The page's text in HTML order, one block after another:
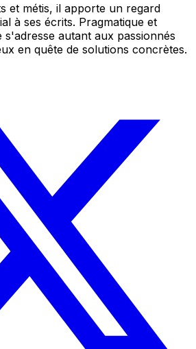
et métis, il apporte un regard
à ses écrits. Pragmatique et
s'adresse autant aux passionnés
en quête de solutions concrètes.